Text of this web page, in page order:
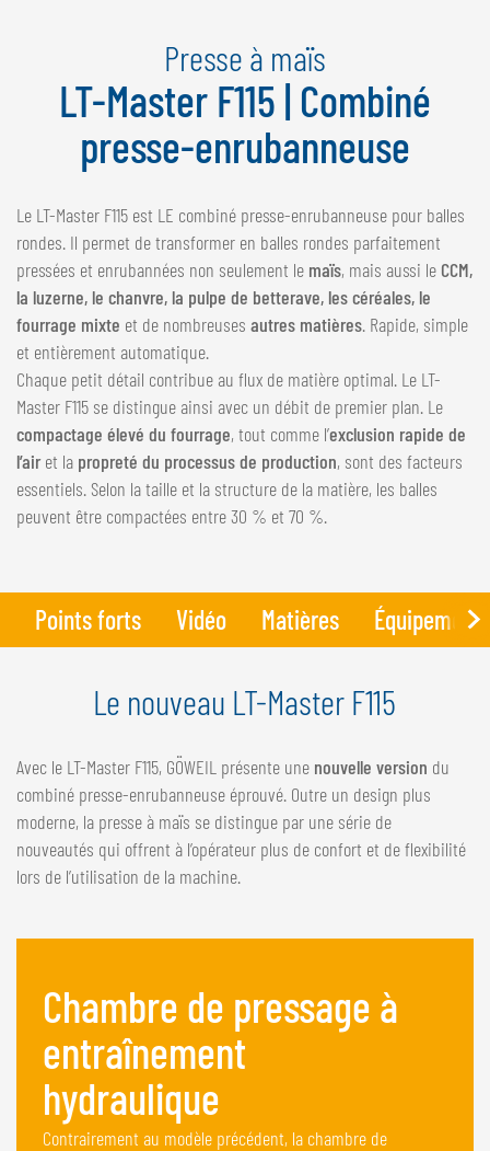
GÖWEIL Schweiz
DEUTSCH
FRANÇAIS
Presse à maïs
LT-Master F115 | Combiné
presse-enrubanneuse
Le LT-Master F115 est LE combiné presse-enrubanneuse pour balles
rondes. Il permet de transformer en balles rondes parfaitement
pressées et enrubannées non seulement le maïs, mais aussi le CCM,
la luzerne, le chanvre, la pulpe de betterave, les céréales, le
fourrage mixte et de nombreuses autres matières. Rapide, simple
et entièrement automatique.
Chaque petit détail contribue au flux de matière optimal. Le LT-
Master F115 se distingue ainsi avec un débit de premier plan. Le
compactage élevé du fourrage, tout comme l’exclusion rapide de
l’airet la propreté du processus de production, sont des facteurs
essentiels. Selon la taille et la structure de la matière, les balles
peuvent être compactées entre 30 % et 70 %.
Points forts Vidéo Matières Équipement
Le nouveau LT-Master F115
Avec le LT-Master F115, GÖWEIL présente une nouvelle version du
combiné presse-enrubanneuse éprouvé. Outre un design plus
moderne, la presse à maïs se distingue par une série de
nouveautés qui offrent à l’opérateur plus de confort et de flexibilité
lors de l’utilisation de la machine.
Chambre de pressage à
entraînement
hydraulique
Contrairement au modèle précédent, la chambre de